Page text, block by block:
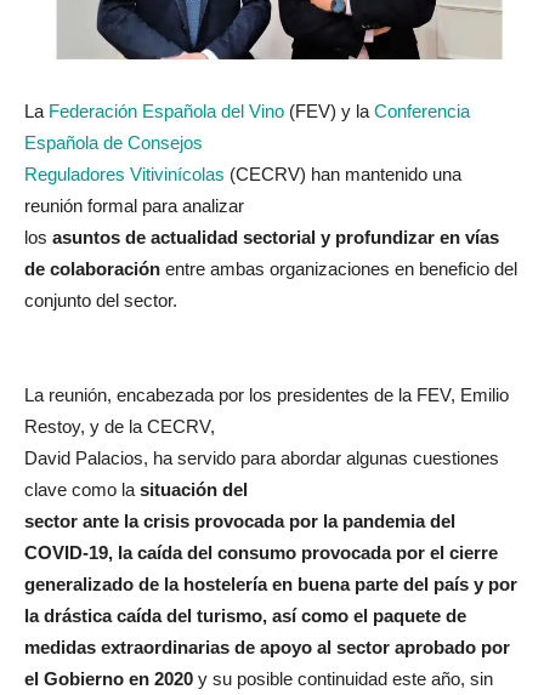
La Federación Española del Vino (FEV) y la Conferencia
Española de Consejos
Reguladores Vitivinícolas (CECRV) han mantenido una
reunión formal para analizar
los asuntos de actualidad sectorial y profundizar en vías
de colaboración entre ambas organizaciones en beneficio del
conjunto del sector.
La reunión, encabezada por los presidentes de la FEV, Emilio
Restoy, y de la CECRV,
David Palacios, ha servido para abordar algunas cuestiones
clave como la situación del
sector ante la crisis provocada por la pandemia del
COVID-19, la caída del consumo provocada por el cierre
generalizado de la hostelería en buena parte del país y por
la drástica caída del turismo, así como el paquete de
medidas extraordinarias de apoyo al sector aprobado por
el Gobierno en 2020 y su posible continuidad este año, sin